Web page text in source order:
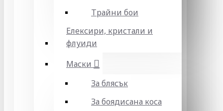
Трайни бои
Елексири, кристали и
флуиди
Маски
За блясък
За боядисана коса